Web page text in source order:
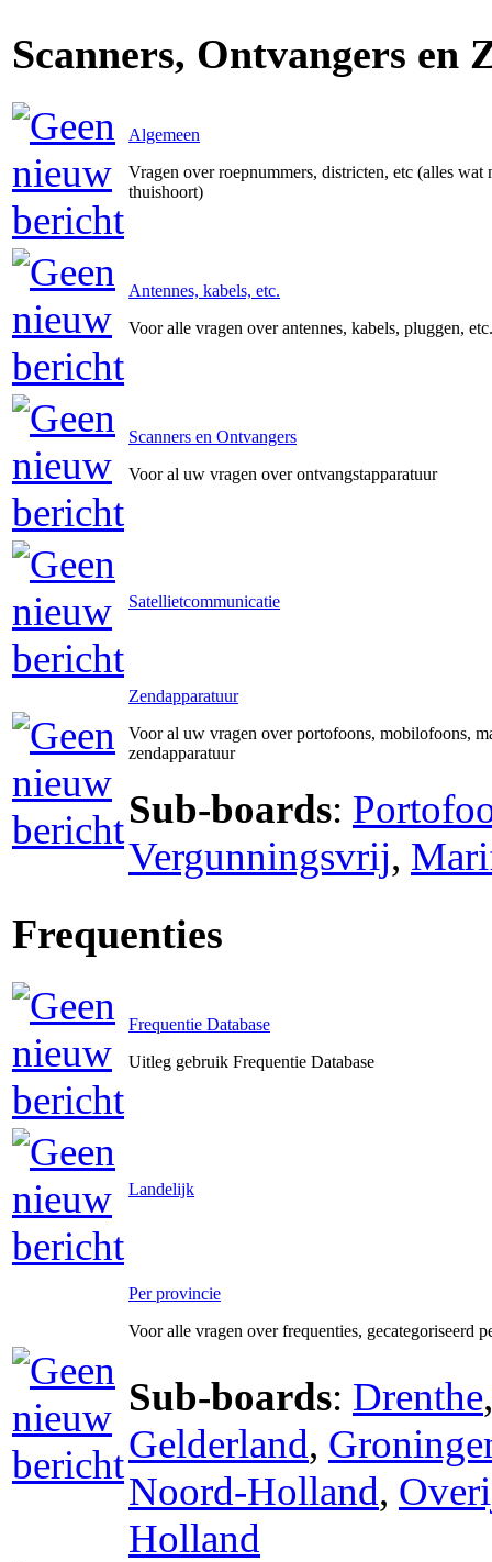
Scanners, Ontvangers en
Algemeen
Vragen over roepnummers, districten, etc (alles wat
thuishoort)
Antennes, kabels, etc.
Voor alle vragen over antennes, kabels, pluggen, etc.
Scanners en Ontvangers
Voor al uw vragen over ontvangstapparatuur
Satellietcommunicatie
Zendapparatuur
Voor al uw vragen over portofoons, mobilofoons,
zendapparatuur
Sub-boards:
Vergunningsvrij,
Frequenties
Frequentie Database
Uitleg gebruik Frequentie Database
Landelijk
Per provincie
Voor alle vragen over frequenties, gecategoriseerd
Sub-boards: Drenthe
Gelderland,
Noord-Holland,
Holland